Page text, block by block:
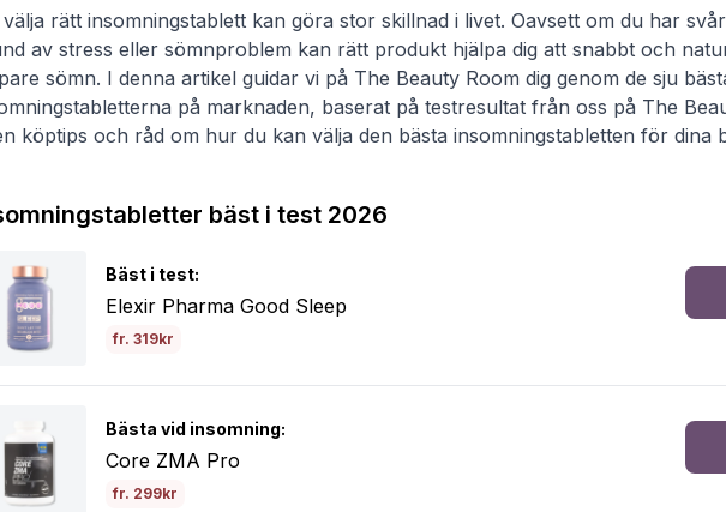
rätt insomningstablett kan göra stor skillnad i livet. Oavsett om du har
av stress eller sömnproblem kan rätt produkt hjälpa dig att snabbt och
sömn. I denna artikel guidar vi på The Beauty Room dig genom de sju
på marknaden, baserat på testresultat från oss på The
köptips och råd om hur du kan välja den bästa insomningstabletten för dina
bäst i test 2026
Bäst i test:
Elexir Pharma Good Sleep
fr. 319kr
Bästa vid insomning:
Core ZMA Pro
fr. 299kr